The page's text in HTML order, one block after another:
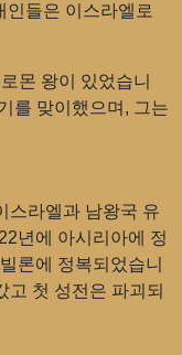
인들은 이스라엘로
몬 왕이 있었습니
를 맞이했으며, 그는
스라엘과 남왕국 유
년에 아시리아에 정
론에 정복되었습니
고 첫 성전은 파괴되